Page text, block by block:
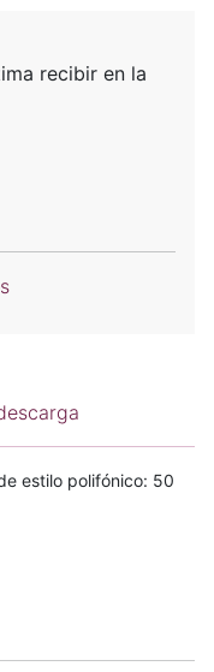
recibir en la
estilo polifónico: 50